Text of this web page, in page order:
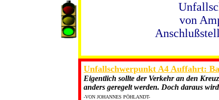
von
Unfallschwerpunkt A4 Auffahrt:
Eigentlich sollte der Verkehr an den
anders geregelt werden. Doch daraus
-VON JOHANNES PÖHLANDT-